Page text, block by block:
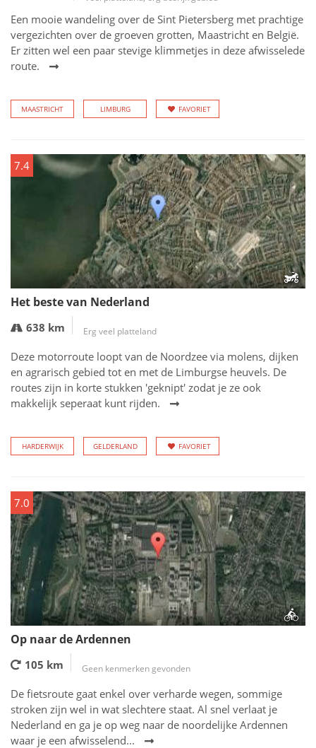
Een mooie wandeling over de Sint Pietersberg met prachtige
vergezichten over de groeven grotten, Maastricht en België.
Er zitten wel een paar stevige klimmetjes in deze afwisselede
route.
MAASTRICHT LIMBURG FAVORIET
7.4
Het beste van Nederland
638 km Erg veel platteland
Deze motorroute loopt van de Noordzee via molens, dijken
en agrarisch gebied tot en met de Limburgse heuvels. De
routes zijn in korte stukken 'geknipt' zodat je ze ook
makkelijk seperaat kunt rijden.
HARDERWIJK GELDERLAND FAVORIET
7.0
Op naar de Ardennen
105 km Geen kenmerken gevonden
De fietsroute gaat enkel over verharde wegen, sommige
stroken zijn wel in wat slechtere staat. Al snel verlaat je
Nederland en ga je op weg naar de noordelijke Ardennen
waar je een afwisselend...